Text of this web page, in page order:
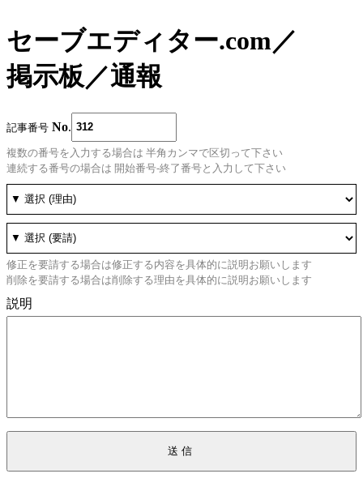
セーブエディター.com／
掲示板／通報
記事番号 No
複数の番号を入力する場合は 半角カンマで区切って下さい
連続する番号の場合は 開始番号-終了番号と入力して下さい
修正を要請する場合は修正する内容を具体的に説明お願いします
削除を要請する場合は削除する理由を具体的に説明お願いします
説明
送信